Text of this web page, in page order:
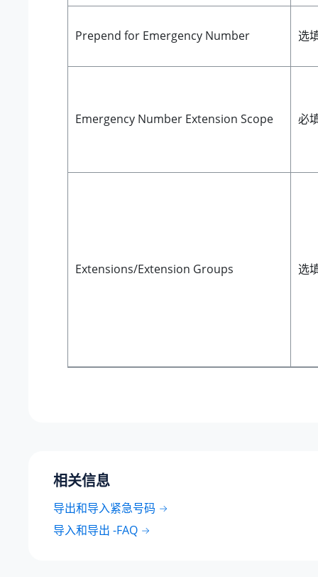
Prepend for Emergency Number 选
Emergency Number Extension Scope 必
Extensions/Extension Groups 选
相关信息
导出和导入紧急号码
导入和导出 -FAQ